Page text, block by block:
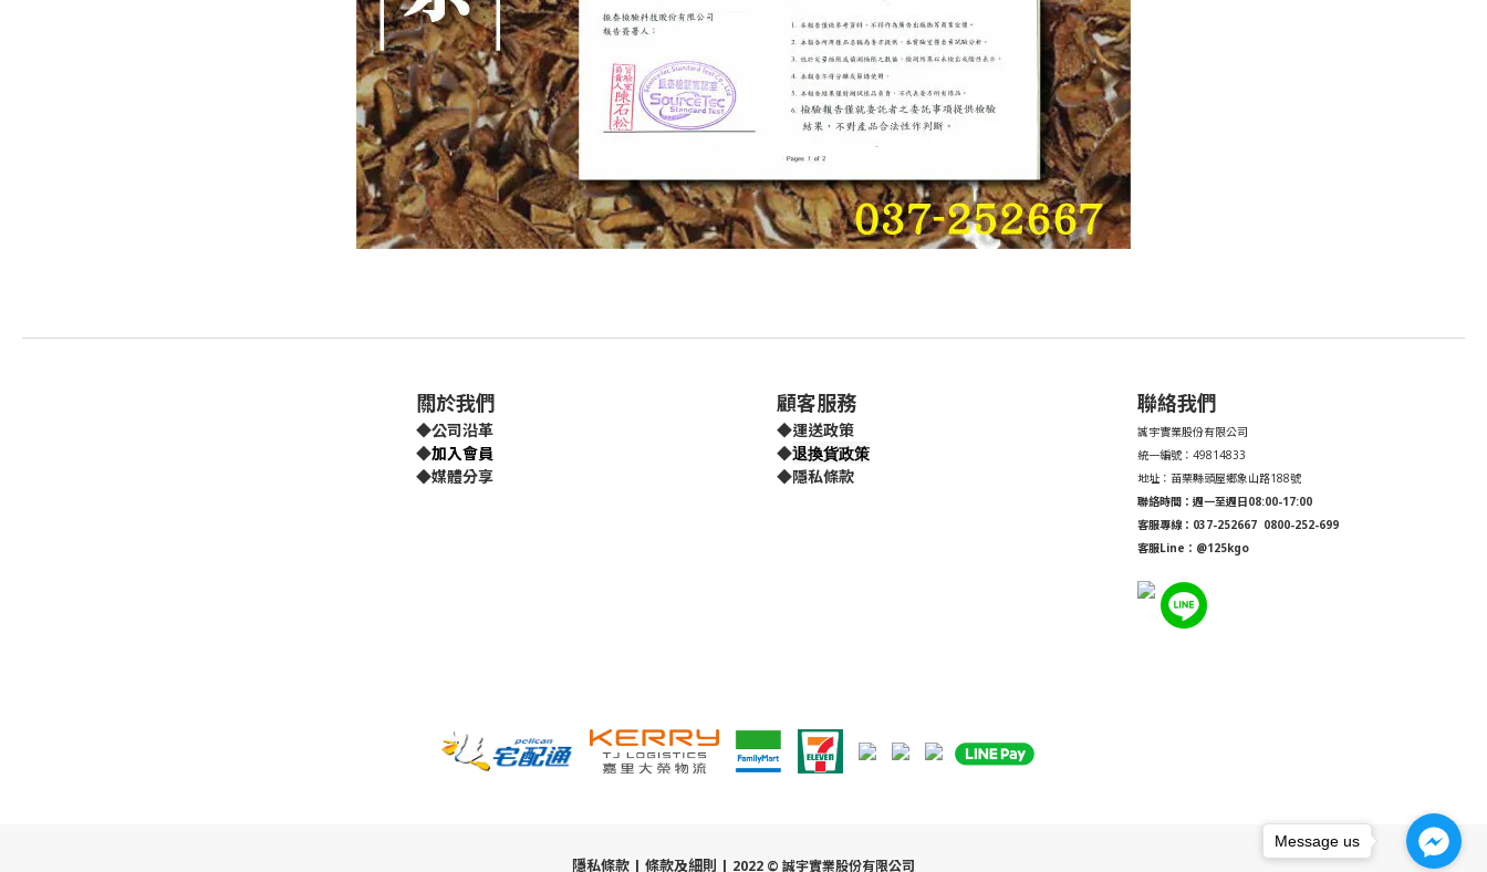
關於我們
◆公司沿革
◆加入會員
◆媒體分享
顧客服務
◆運送政策
◆退換貨政策
◆隱私條款
聯絡我們
誠宇實業股份有限公司
統一編號：49814833
地址：苗栗縣頭屋鄉象山路188號
聯絡時間：週一至週日08:00-17:00
客服專線：037-252667 0800-252-699
客服Line：@125kgo
隱私條款 | 條款及細則 | 2022 © 誠宇實業股份有限公司
Message us